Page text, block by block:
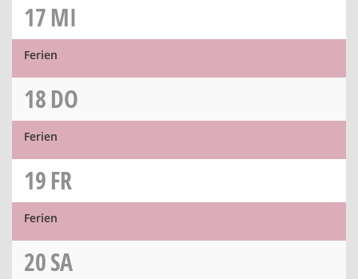
17MI
Ferien
18DO
Ferien
19FR
Ferien
20SA